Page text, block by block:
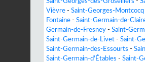
Vièvre - Saint-Georges-Montcocq
Fontaine - Saint-Germain-de-
Germain-de-Fresney - Saint-
Saint-Germain-de-Livet - Saint-
Saint-Germain-des-Essourts -
Saint-Germain-d'Étables - Saint-